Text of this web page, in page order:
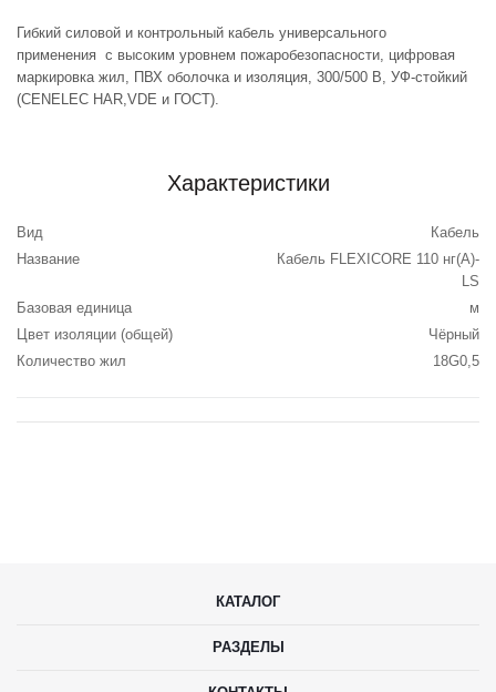
Гибкий силовой и контрольный кабель универсального
применения с высоким уровнем пожаробезопасности, цифровая
маркировка жил, ПВХ оболочка и изоляция, 300/500 В, УФ-стойкий
(CENELEC HAR,VDE и ГОСТ).
Характеристики
Вид
Кабель
Название
Кабель FLEXICORE 110 нг(А)-
LS
Базовая единица
м
Цвет изоляции (общей)
Чёрный
Количество жил
18G0,5
КАТАЛОГ
РАЗДЕЛЫ